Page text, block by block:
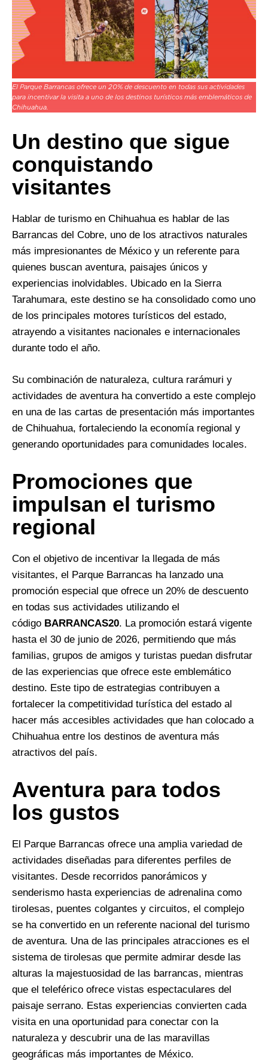
El Parque Barrancas ofrece un 20% de descuento en todas sus actividades
para incentivar la visita a uno de los destinos turísticos más emblemáticos de
Chihuahua.
Un destino que sigue
conquistando
visitantes
Hablar de turismo en Chihuahua es hablar de las
Barrancas del Cobre, uno de los atractivos naturales
más impresionantes de México y un referente para
quienes buscan aventura, paisajes únicos y
experiencias inolvidables. Ubicado en la Sierra
Tarahumara, este destino se ha consolidado como uno
de los principales motores turísticos del estado,
atrayendo a visitantes nacionales e internacionales
durante todo el año.
Su combinación de naturaleza, cultura rarámuri y
actividades de aventura ha convertido a este complejo
en una de las cartas de presentación más importantes
de Chihuahua, fortaleciendo la economía regional y
generando oportunidades para comunidades locales.
Promociones que
impulsan el turismo
regional
Con el objetivo de incentivar la llegada de más
visitantes, el Parque Barrancas ha lanzado una
promoción especial que ofrece un 20% de descuento
en todas sus actividades utilizando el
código BARRANCAS20. La promoción estará vigente
hasta el 30 de junio de 2026, permitiendo que más
familias, grupos de amigos y turistas puedan disfrutar
de las experiencias que ofrece este emblemático
destino. Este tipo de estrategias contribuyen a
fortalecer la competitividad turística del estado al
hacer más accesibles actividades que han colocado a
Chihuahua entre los destinos de aventura más
atractivos del país.
Aventura para todos
los gustos
El Parque Barrancas ofrece una amplia variedad de
actividades diseñadas para diferentes perfiles de
visitantes. Desde recorridos panorámicos y
senderismo hasta experiencias de adrenalina como
tirolesas, puentes colgantes y circuitos, el complejo
se ha convertido en un referente nacional del turismo
de aventura. Una de las principales atracciones es el
sistema de tirolesas que permite admirar desde las
alturas la majestuosidad de las barrancas, mientras
que el teleférico ofrece vistas espectaculares del
paisaje serrano. Estas experiencias convierten cada
visita en una oportunidad para conectar con la
naturaleza y descubrir una de las maravillas
geográficas más importantes de México.